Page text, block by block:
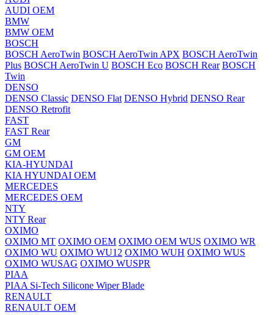
AUDI OEM
BMW
BMW OEM
BOSCH
BOSCH AeroTwin BOSCH AeroTwin APX BOSCH AeroTwin
Plus BOSCH AeroTwin U BOSCH Eco BOSCH Rear BOSCH
Twin
DENSO
DENSO Classic DENSO Flat DENSO Hybrid DENSO Rear
DENSO Retrofit
FAST
FAST Rear
GM
GM OEM
KIA-HYUNDAI
KIA HYUNDAI OEM
MERCEDES
MERCEDES OEM
NTY
NTY Rear
OXIMO
OXIMO MT OXIMO OEM OXIMO OEM WUS OXIMO WR
OXIMO WU OXIMO WU12 OXIMO WUH OXIMO WUS
OXIMO WUSAG OXIMO WUSPR
PIAA
PIAA Si-Tech Silicone Wiper Blade
RENAULT
RENAULT OEM